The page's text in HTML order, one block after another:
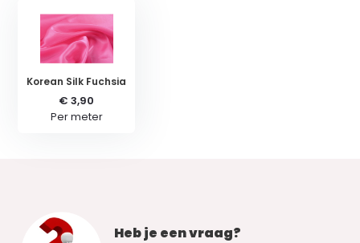
Korean Silk Fuchsia
€ 3,90
Per meter
Heb je een vraag?